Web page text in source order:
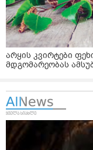
არყის კვირტები
მდგომარეობას